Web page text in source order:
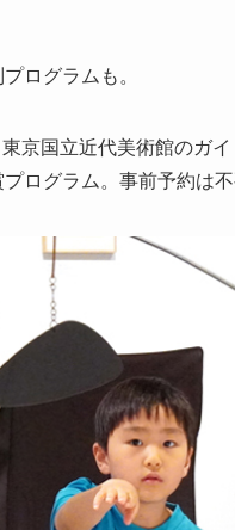
ログラムも。
京国立近代美術館のガ
ログラム。事前予約は